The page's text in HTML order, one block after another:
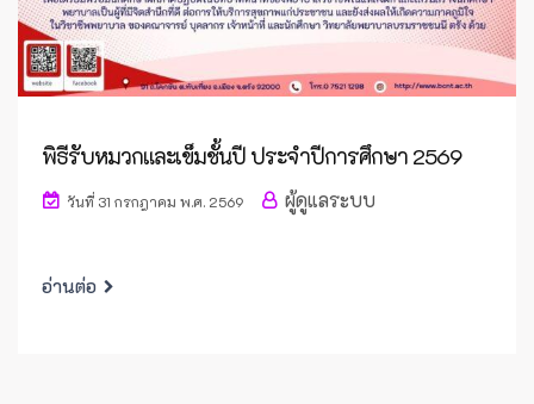
พิธีรับหมวกและเข็มชั้นปี ประจำปีการศึกษา 2569
วันที่ 31 กรกฎาคม พ.ศ. 2569 ผู้ดูแลระบบ
อ่านต่อ